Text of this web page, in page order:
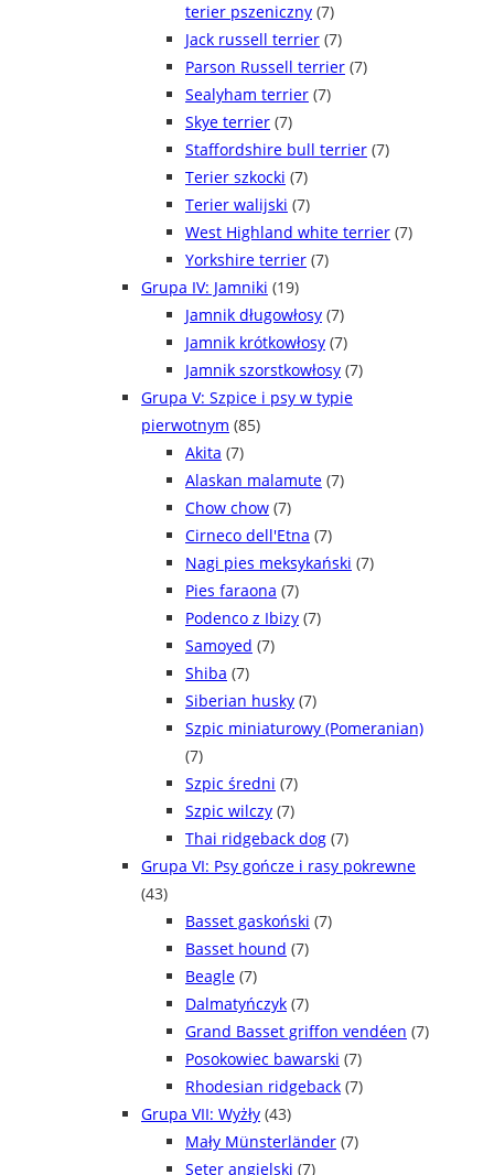
terier pszeniczny (7)
Jack russell terrier (7)
Parson Russell terrier (7)
Sealyham terrier (7)
Skye terrier (7)
Staffordshire bull terrier (7)
Terier szkocki (7)
Terier walijski (7)
West Highland white terrier (7)
Yorkshire terrier (7)
Grupa IV: Jamniki (19)
Jamnik długowłosy (7)
Jamnik krótkowłosy (7)
Jamnik szorstkowłosy (7)
Grupa V: Szpice i psy w typie
pierwotnym (85)
Akita (7)
Alaskan malamute (7)
Chow chow (7)
Cirneco dell'Etna (7)
Nagi pies meksykański (7)
Pies faraona (7)
Podenco z Ibizy (7)
Samoyed (7)
Shiba (7)
Siberian husky (7)
Szpic miniaturowy (Pomeranian)
(7)
Szpic średni (7)
Szpic wilczy (7)
Thai ridgeback dog (7)
Grupa VI: Psy gończe i rasy pokrewne
(43)
Basset gaskoński (7)
Basset hound (7)
Beagle (7)
Dalmatyńczyk (7)
Grand Basset griffon vendéen (7)
Posokowiec bawarski (7)
Rhodesian ridgeback (7)
Grupa VII: Wyżły (43)
Mały Münsterländer (7)
Seter angielski (7)